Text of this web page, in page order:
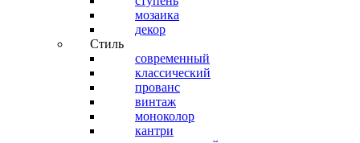
мозаика
декор
Стиль
современный
классический
прованс
винтаж
моноколор
кантри